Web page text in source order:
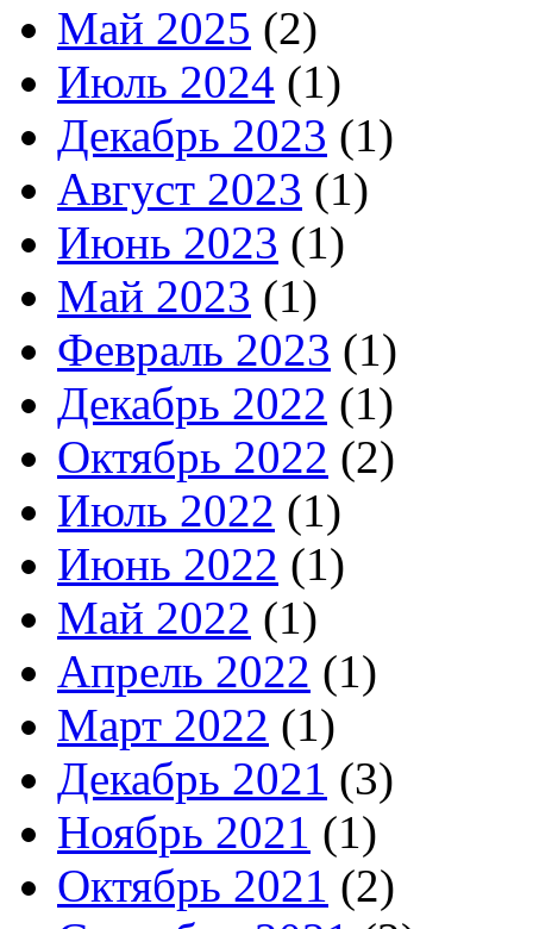
Май 2025 (2)
Июль 2024 (1)
Декабрь 2023 (1)
Август 2023 (1)
Июнь 2023 (1)
Май 2023 (1)
Февраль 2023 (1)
Декабрь 2022 (1)
Октябрь 2022 (2)
Июль 2022 (1)
Июнь 2022 (1)
Май 2022 (1)
Апрель 2022 (1)
Март 2022 (1)
Декабрь 2021 (3)
Ноябрь 2021 (1)
Октябрь 2021 (2)